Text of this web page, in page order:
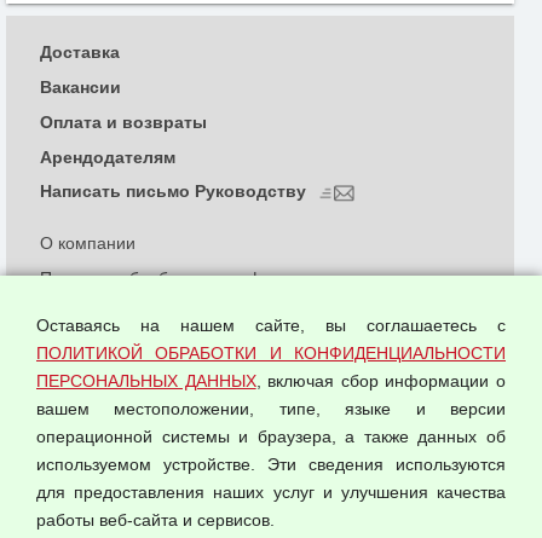
© 2026 ООО "Феникс"
О компании
Политика обработки и конфиденциальности
Согласием на обработку персональных данных
Оферта оптовой купли-продажи
Публичная оферта
Доставка
Вакансии
Оплата и возвраты
Арендодателям
Написать письмо Руководству
Оставаясь на нашем сайте, вы соглашаетесь с
ПОЛИТИКОЙ ОБРАБОТКИ И КОНФИДЕНЦИАЛЬНОСТИ
ПЕРСОНАЛЬНЫХ ДАННЫХ, включая сбор информации о
вашем местоположении, типе, языке и версии
операционной системы и браузера, а также данных об
используемом устройстве. Эти сведения используются
для предоставления наших услуг и улучшения качества
работы веб-сайта и сервисов.